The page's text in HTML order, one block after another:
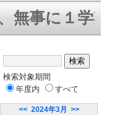
無事に１学期終
検索対象期間
年度内
すべて
<< 2024年3月 >>